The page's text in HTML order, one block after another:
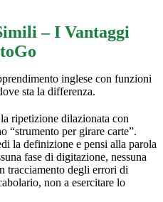
– I Vantaggi
inglese con funzioni
sta la differenza.
ripetizione dilazionata con
“strumento per girare carte”.
la definizione e pensi alla parola
fase di digitazione, nessuna
tracciamento degli errori di
non a esercitare lo